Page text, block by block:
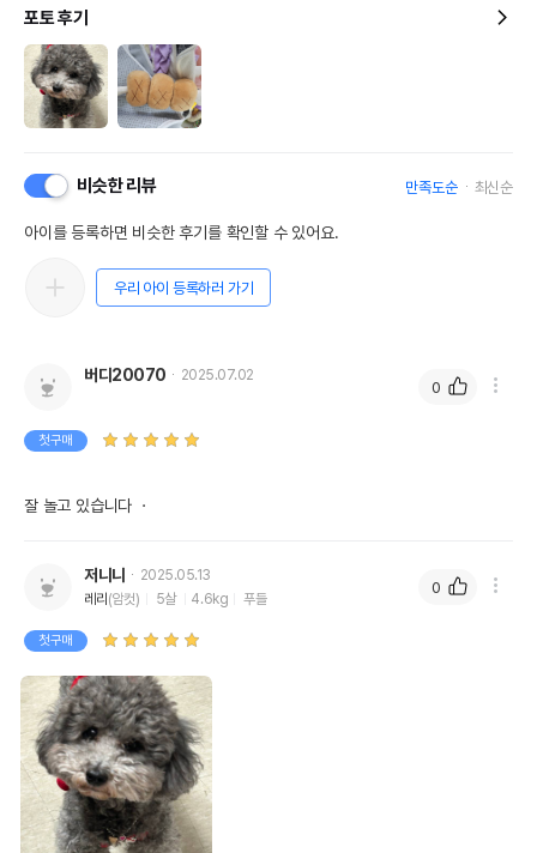
포토 후기
비슷한 리뷰 만족도순 최신순
아이를 등록하면 비슷한 후기를 확인할 수 있어요.
우리 아이 등록하러 가기
버디20070 2025.07.02
첫구매
잘 놀고 있습니다 ㆍ
0
저니니
2025.05.13
레리 (암컷) 5살 4.6kg 푸들
첫구매
0